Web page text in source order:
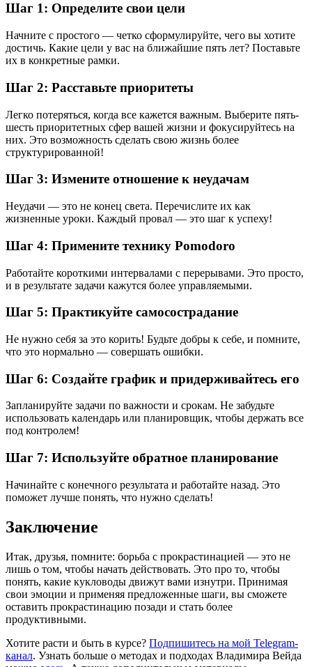
Шаг 1: Определите свои цели
Начните с простого — четко сформулируйте, чего вы хотите
достичь. Какие цели у вас на ближайшие пять лет? Поставьте
их в конкретные рамки.
Шаг 2: Расставьте приоритеты
Легко потеряться, когда все кажется важным. Выберите пять-
шесть приоритетных сфер вашей жизни и фокусируйтесь на
них. Это возможность сделать свою жизнь более
структурированной!
Шаг 3: Измените отношение к неудачам
Неудачи — это не конец света. Перечислите их как
жизненные уроки. Каждый провал — это шаг к успеху!
Шаг 4: Примените технику Pomodoro
Работайте короткими интервалами с перерывами. Это просто,
и в результате задачи кажутся более управляемыми.
Шаг 5: Практикуйте самосострадание
Не нужно себя за это корить! Будьте добры к себе, и помните,
что это нормально — совершать ошибки.
Шаг 6: Создайте график и придерживайтесь его
Запланируйте задачи по важности и срокам. Не забудьте
использовать календарь или планировщик, чтобы держать все
под контролем!
Шаг 7: Используйте обратное планирование
Начинайте с конечного результата и работайте назад. Это
поможет лучше понять, что нужно сделать!
Заключение
Итак, друзья, помните: борьба с прокрастинацией — это не
лишь о том, чтобы начать действовать. Это про то, чтобы
понять, какие кукловоды движут вами изнутри. Принимая
свои эмоции и применяя предложенные шаги, вы сможете
оставить прокрастинацию позади и стать более
продуктивными.
Хотите расти и быть в курсе? Подпишитесь на мой Telegram-
канал. Узнать больше о методах и подходах Владимира Вейда